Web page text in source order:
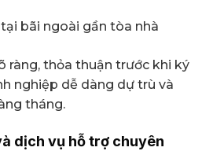
bãi ngoài gần tòa nhà
ràng, thỏa thuận trước khi ký
nghiệp dễ dàng dự trù và
tháng.
dịch vụ hỗ trợ chuyên